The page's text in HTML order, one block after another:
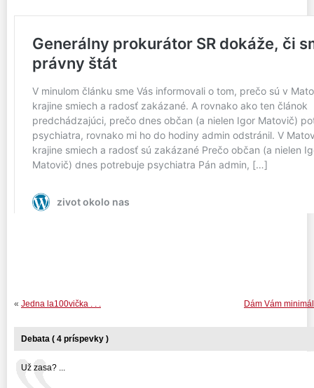
Dám Vám
« Jedna la100vička . . .
Debata ( 4 príspevky )
Už zasa? ...